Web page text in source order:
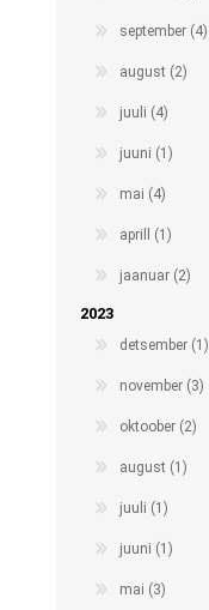
september (4)
august (2)
juuli (4)
juuni (1)
mai (4)
aprill (1)
jaanuar (2)
2023
detsember (1)
november (3)
oktoober (2)
august (1)
juuli (1)
juuni (1)
mai (3)